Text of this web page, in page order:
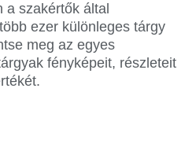
a szakértők által
ezer különleges tárgy
meg az egyes
fényképeit, részleteit